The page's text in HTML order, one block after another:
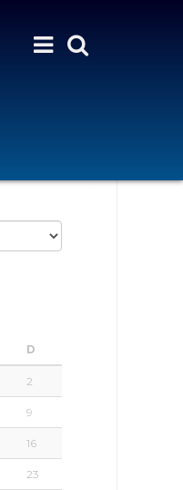
D
2
9
16
23